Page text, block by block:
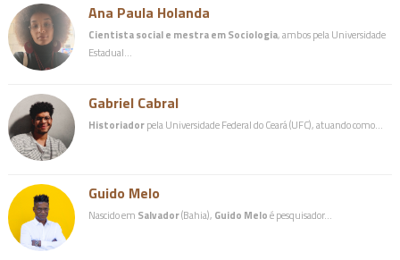
Ana Paula Holanda
Cientista social e mestra em Sociologia, ambos pela Universidade
Estadual…
Gabriel Cabral
Historiadorpela Universidade Federal do Ceará (UFC), atuando como…
Guido Melo
Nascido em Salvador(Bahia), Guido Meloé pesquisador…